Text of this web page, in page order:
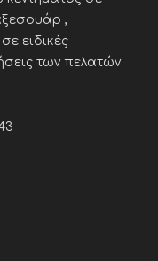
,
ειδικές
των πελατών